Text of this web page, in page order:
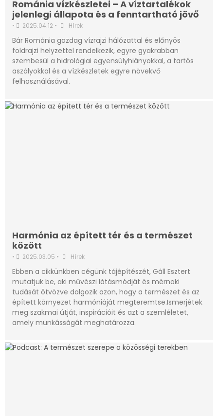
Románia vízkészletei – A víztartalékok
jelenlegi állapota és a fenntartható jövő
• 2025.04.12 • Hírek
Bár Románia gazdag vízrajzi hálózattal és előnyös
földrajzi helyzettel rendelkezik, egyre gyakrabban
szembesül a hidrológiai egyensúlyhiányokkal, a tartós
aszályokkal és a vízkészletek egyre növekvő
felhasználásával.
Harmónia az épített tér és a természet
között
• 2025.03.05 • Hírek
Ebben a cikkünkben cégünk tájépítészét, Gáll Esztert
mutatjuk be, aki művészi látásmódját és mérnöki
tudását ötvözve dolgozik azon, hogy a természet és az
épített környezet harmóniáját megteremtse.Ismerjétek
meg szakmai útját, inspirációit és azt a szemléletet,
amely munkásságát meghatározza.